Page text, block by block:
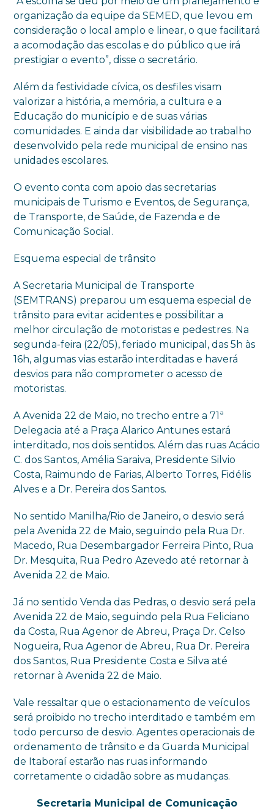
organização da equipe da SEMED, que levou em
consideração o local amplo e linear, o que facilitará
a acomodação das escolas e do público que irá
prestigiar o evento”, disse o secretário.
Além da festividade cívica, os desfiles visam
valorizar a história, a memória, a cultura e a
Educação do município e de suas várias
comunidades. E ainda dar visibilidade ao trabalho
desenvolvido pela rede municipal de ensino nas
unidades escolares.
O evento conta com apoio das secretarias
municipais de Turismo e Eventos, de Segurança,
de Transporte, de Saúde, de Fazenda e de
Comunicação Social.
Esquema especial de trânsito
A Secretaria Municipal de Transporte
(SEMTRANS) preparou um esquema especial de
trânsito para evitar acidentes e possibilitar a
melhor circulação de motoristas e pedestres. Na
segunda-feira (22/05), feriado municipal, das 5h às
16h, algumas vias estarão interditadas e haverá
desvios para não comprometer o acesso de
motoristas.
A Avenida 22 de Maio, no trecho entre a 71ª
Delegacia até a Praça Alarico Antunes estará
interditado, nos dois sentidos. Além das ruas Acácio
C. dos Santos, Amélia Saraiva, Presidente Silvio
Costa, Raimundo de Farias, Alberto Torres, Fidélis
Alves e a Dr. Pereira dos Santos.
No sentido Manilha/Rio de Janeiro, o desvio será
pela Avenida 22 de Maio, seguindo pela Rua Dr.
Macedo, Rua Desembargador Ferreira Pinto, Rua
Dr. Mesquita, Rua Pedro Azevedo até retornar à
Avenida 22 de Maio.
Já no sentido Venda das Pedras, o desvio será pela
Avenida 22 de Maio, seguindo pela Rua Feliciano
da Costa, Rua Agenor de Abreu, Praça Dr. Celso
Nogueira, Rua Agenor de Abreu, Rua Dr. Pereira
dos Santos, Rua Presidente Costa e Silva até
retornar à Avenida 22 de Maio.
Vale ressaltar que o estacionamento de veículos
será proibido no trecho interditado e também em
todo percurso de desvio. Agentes operacionais de
ordenamento de trânsito e da Guarda Municipal
de Itaboraí estarão nas ruas informando
corretamente o cidadão sobre as mudanças.
Secretaria Municipal de Comunicação